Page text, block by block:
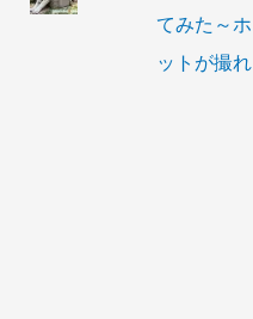
てみた～
ットが撮れ